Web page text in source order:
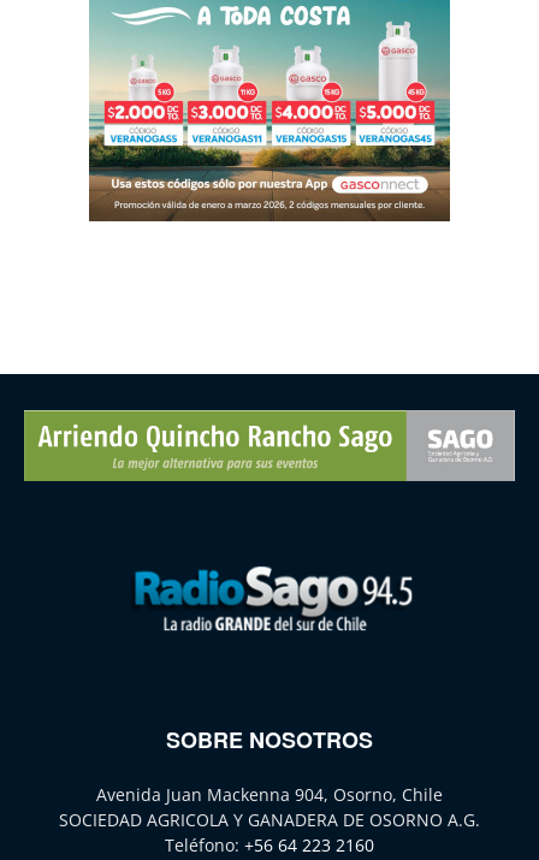
SOBRE NOSOTROS
Avenida Juan Mackenna 904, Osorno, Chile
SOCIEDAD AGRICOLA Y GANADERA DE OSORNO A.G.
Teléfono: +56 64 223 2160